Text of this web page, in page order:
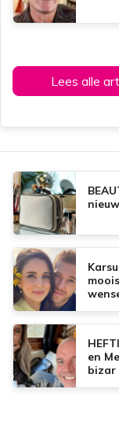
Lees alle
en
bizar